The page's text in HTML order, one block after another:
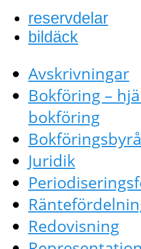
reservdelar
bildäck
Avskrivningar
Bokföring –
bokföring
Juridik
Redovisning